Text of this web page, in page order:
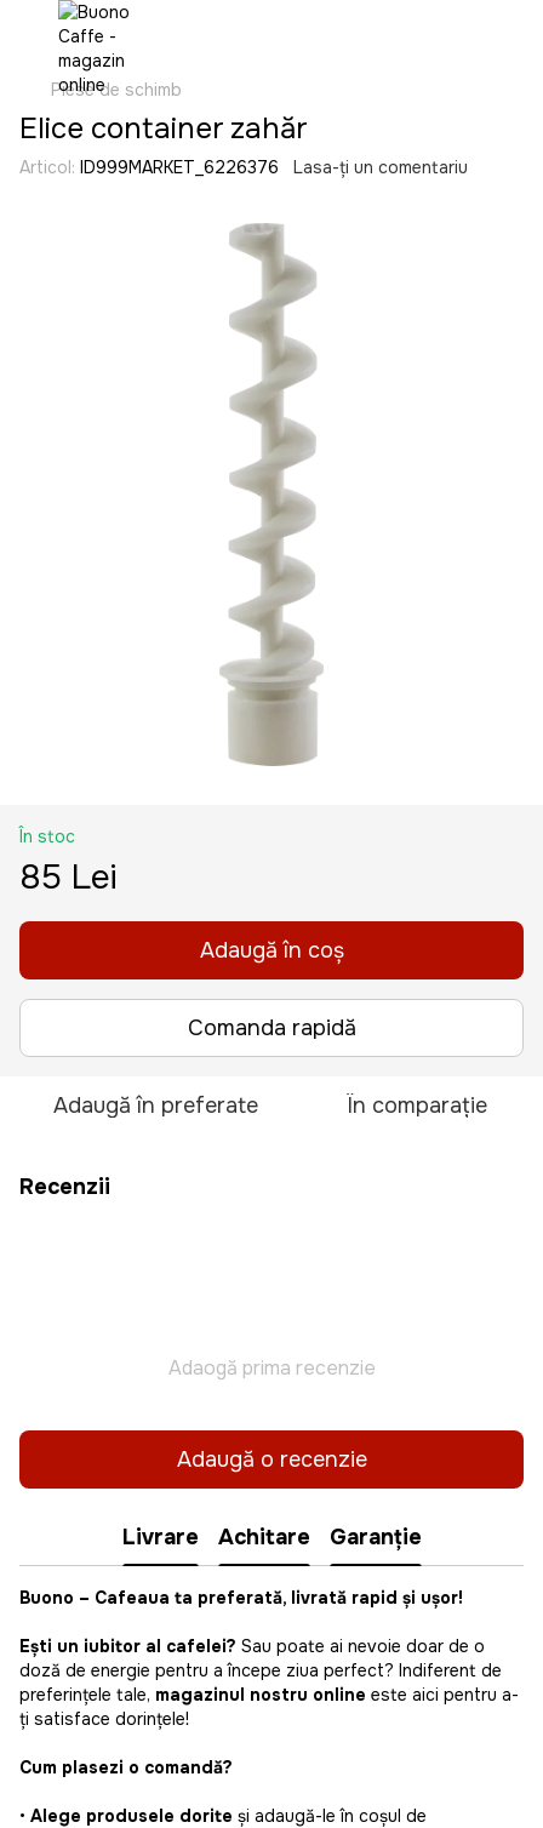
Piese de schimb
Elice container zahăr
Articol: ID999MARKET_6226376 Lasa-ți un comentariu
În stoc
85 Lei
Adaugă în coș
Comanda rapidă
Adaugă în preferate În comparație
Recenzii
Adaogă prima recenzie
Adaugă o recenzie
Livrare Achitare Garanție
Buono – Cafeaua ta preferată, livrată rapid și ușor!
Ești un iubitor al cafelei? Sau poate ai nevoie doar de o
doză de energie pentru a începe ziua perfect? Indiferent de
preferințele tale, magazinul nostru online este aici pentru a-
ți satisface dorințele!
Cum plasezi o comandă?
• Alege produsele dorite și adaugă-le în coșul de